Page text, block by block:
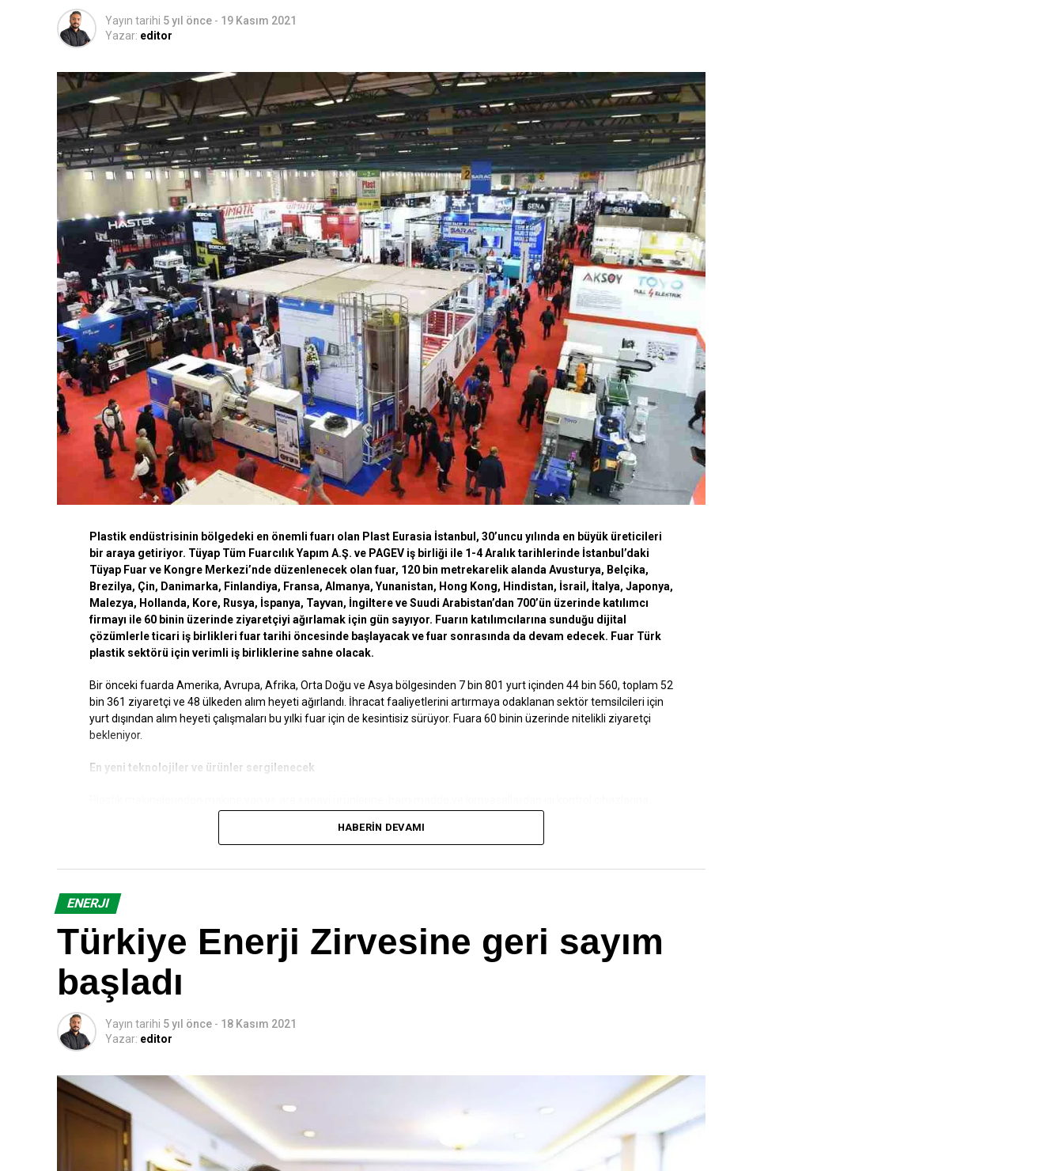
Yayın tarihi 5 yıl önce - 19 Kasım 2021
Yazar: editor
Plastik endüstrisinin bölgedeki en önemli fuarı olan Plast Eurasia İstanbul, 30’uncu yılında en büyük üreticileri
bir araya getiriyor. Tüyap Tüm Fuarcılık Yapım A.Ş. ve PAGEV iş birliği ile 1-4 Aralık tarihlerinde İstanbul’daki
Tüyap Fuar ve Kongre Merkezi’nde düzenlenecek olan fuar, 120 bin metrekarelik alanda Avusturya, Belçika,
Brezilya, Çin, Danimarka, Finlandiya, Fransa, Almanya, Yunanistan, Hong Kong, Hindistan, İsrail, İtalya, Japonya,
Malezya, Hollanda, Kore, Rusya, İspanya, Tayvan, İngiltere ve Suudi Arabistan’dan 700’ün üzerinde katılımcı
firmayı ile 60 binin üzerinde ziyaretçiyi ağırlamak için gün sayıyor. Fuarın katılımcılarına sunduğu dijital
çözümlerle ticari iş birlikleri fuar tarihi öncesinde başlayacak ve fuar sonrasında da devam edecek. Fuar Türk
plastik sektörü için verimli iş birliklerine sahne olacak.
Bir önceki fuarda Amerika, Avrupa, Afrika, Orta Doğu ve Asya bölgesinden 7 bin 801 yurt içinden 44 bin 560, toplam 52
bin 361 ziyaretçi ve 48 ülkeden alım heyeti ağırlandı. İhracat faaliyetlerini artırmaya odaklanan sektör temsilcileri için
yurt dışından alım heyeti çalışmaları bu yılki fuar için de kesintisiz sürüyor. Fuara 60 binin üzerinde nitelikli ziyaretçi
bekleniyor.
En yeni teknolojiler ve ürünler sergilenecek
kadar plastiğin alanına giren en yeni ürün ve teknolojilerin sergileneceği fuar, yüksek katılımcı sayısı ile 1-4 Aralık 2021
tarihlerinde uluslararası düzeyde çok önemli gelişmelere sahne olacak. Fuara 30 yıldır katılan Kontel Elektronik A.Ş.,
Fuarı ziyaret etmek isteyenler, 30 Kasım tarihine kadar web sitesi üzerinden ücretsiz fuar davetiyesi oluşturabilecek.
Plastik endüstrisi yeni nesil fuarcılık deneyimi ile tanışacak
Tüyap’ın geliştirdiği dijital çözümlerle katılımcı firmalar ve ziyaretçiler online iş ağı platformu Business Connect
Programı üzerinden dijital ortamda bir araya gelecek. Bu program sayesinde fuardan önce, fuar sırasında ve fuardan
sonra online çözümler ile katılımcılar ve ziyaretçiler kesintisiz buluşacak. Business Connect Programı sayesinde fuar
başlamadan önce katılımcı ve ziyaretçiler birbirlerinin online profillerini görüntüleyebilecek, dijital platformda
kişiye ulaşabilecekler. Fuar öncesinde planladıkları toplantıları ister uygulama üzerinden dijital olarak isterlerse yüz
yüze fuar esnasında yapabilecekler. Katılımcılar fuar sonrasında da kayıt yaptırmış ziyaretçileri inceleyebilecek,
Görüşmeler fuar öncesinde başladı
Katılımcılar, Tüyap tarafından geliştirilen Business Connect Programı üzerinden fuar öncesinde
15-30
Kasımtarihleri arasında arama ve filtreleme yaparak uygun iş bağlantılarını bulabilecek, talep gönderebilecek,
mesajlaşabilecek ve toplantı planı yapabilecekler. Fuar sırasında yapacakları verimli iş görüşmeleri için altyapı
HABERIN DEVAMI
ENERJI
Türkiye Enerji Zirvesine geri sayım
başladı
Yayın tarihi 5 yıl önce - 18 Kasım 2021
Yazar: editor